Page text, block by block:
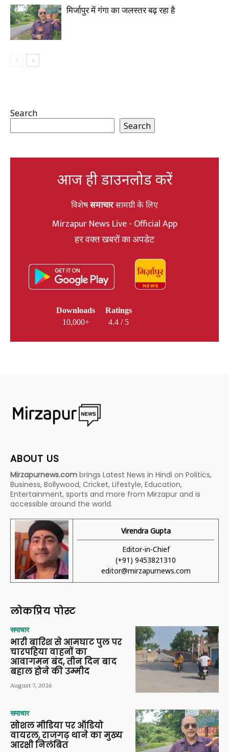
मिर्जापुर में गंगा का जलस्तर बढ़ रहा है
Search
Search
आज ही डाउनलोड करें
विशेषसमाचारसामग्री के लिए
Mirzapur News Live - Official App
हर वक्त खबरों का अपडेट
Downloads
10,000+
Ratings
4.4 / 5
ABOUT US
Mirzapurnews.com brings Latest News in Hindi on Politics,
Business, Bollywood, Cricket, Lifestyle, Education,
Entertainment, sports and more from Mirzapur and is
accessible around the world.
Virendra Gupta
Editor-in-Chief
(+91) 9453821310
editor@mirzapurnews.com
लोकप्रिय पोस्ट
समाचार
भारी बारिश से आमघाट पुल पर
चारपहिया वाहनों का
आवागमन बंद, तीन दिन बाद
बहाल होने की उम्मीद
August 7, 2026
समाचार
सोशल मीडिया पर ऑडियो
वायरल, राजगढ़ थाने का मुख्य
आरक्षी निलंबित